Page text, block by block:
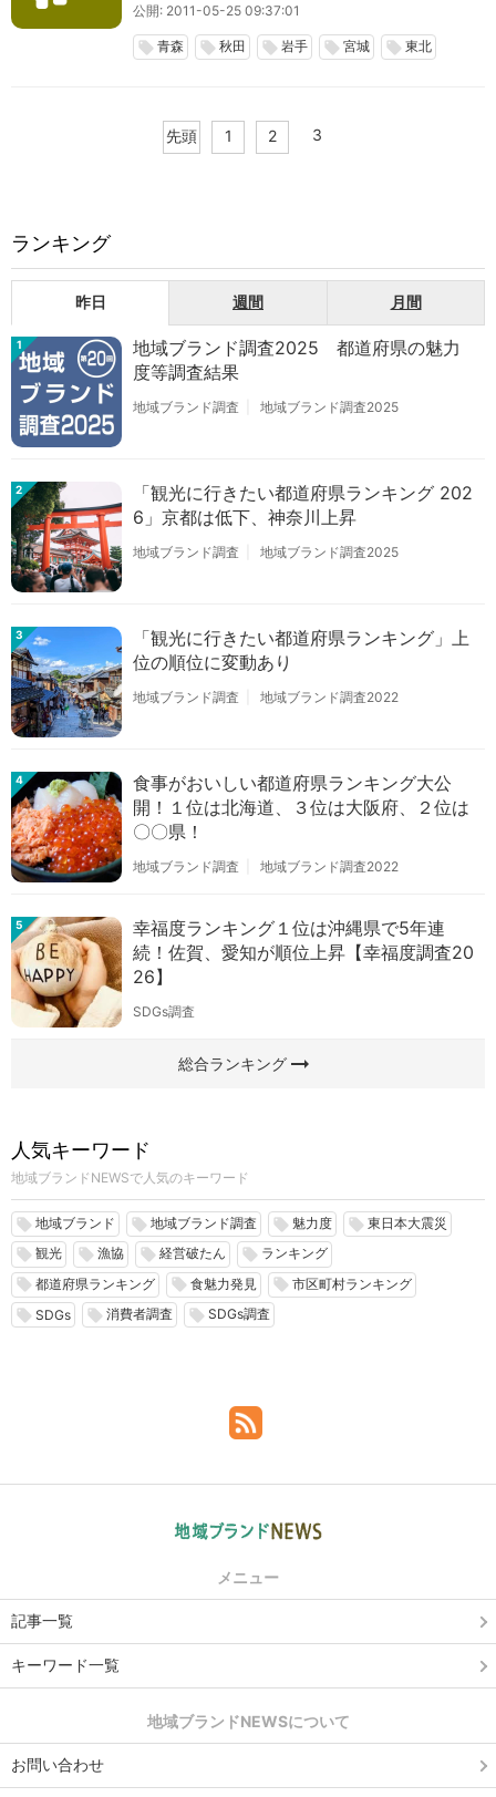
公開: 2011-05-25 09:37:01
local_offer 青森 local_offer 秋田 local_offer 岩手 local_offer 宮城 local_offer 東北
先頭 1 2 3
ランキング
昨日 週間 月間
1
地域ブランド調査2025 都道府県の魅力
度等調査結果
地域ブランド調査 地域ブランド調査2025
2
「観光に行きたい都道府県ランキング 202
6」京都は低下、神奈川上昇
地域ブランド調査 地域ブランド調査2025
3
「観光に行きたい都道府県ランキング」上
位の順位に変動あり
地域ブランド調査 地域ブランド調査2022
4
食事がおいしい都道府県ランキング大公
開！１位は北海道、３位は大阪府、２位は
〇〇県！
地域ブランド調査 地域ブランド調査2022
5
幸福度ランキング１位は沖縄県で5年連
続！佐賀、愛知が順位上昇【幸福度調査20
26】
SDGs調査
総合ランキングarrow_right_alt
人気キーワード
地域ブランドNEWSで人気のキーワード
local_offer 地域ブランド local_offer 地域ブランド調査 local_offer 魅力度 local_offer 東日本大震災
local_offer 観光 local_offer 漁協 local_offer 経営破たん local_offer ランキング
local_offer 都道府県ランキング local_offer 食魅力発見 local_offer 市区町村ランキング
local_offer SDGs local_offer 消費者調査 local_offer SDGs調査
メニュー
記事一覧
キーワード一覧
地域ブランドNEWSについて
お問い合わせ